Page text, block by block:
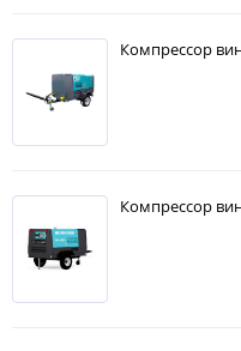
Компрессор
Компрессор